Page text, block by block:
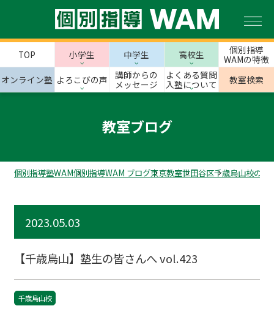
TOP 小学生 中学生 高校生
個別指導
WAMの特徴
オンライン塾 よろこびの声
講師からの
メッセージ
よくある質問
入塾について
教室検索
教室ブログ
個別指導塾WAM個別指導WAM ブログ東京教室世田谷区千歳烏山校のス
2023.05.03
【千歳烏山】塾生の皆さんへ vol.423
千歳烏山校